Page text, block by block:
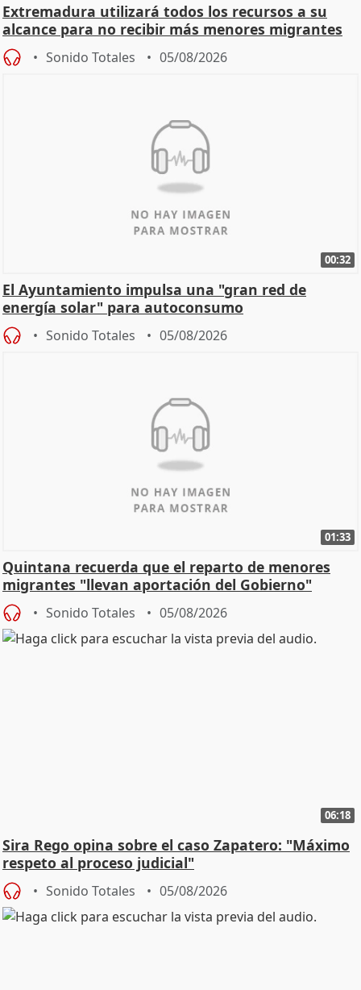
Extremadura utilizará todos los recursos a su
alcance para no recibir más menores migrantes
Sonido Totales 05/08/2026
00:32
El Ayuntamiento impulsa una "gran red de
energía solar" para autoconsumo
Sonido Totales 05/08/2026
01:33
Quintana recuerda que el reparto de menores
migrantes "llevan aportación del Gobierno"
central
Sonido Totales 05/08/2026
06:18
Sira Rego opina sobre el caso Zapatero: "Máximo
respeto al proceso judicial"
Sonido Totales 05/08/2026